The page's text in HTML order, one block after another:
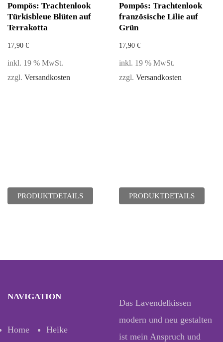
Pompös: Trachtenlook
Türkisbleue Blüten auf
Terrakotta
17,90 €
inkl. 19 % MwSt.
zzgl. Versandkosten
PRODUKTDETAILS
Pompös: Trachtenlook
französische Lilie auf
Grün
17,90 €
inkl. 19 % MwSt.
zzgl. Versandkosten
PRODUKTDETAILS
NAVIGATION
Home
Heike
Das Lavendelkissen
modern und neu gestalten
ist mein Anspruch und